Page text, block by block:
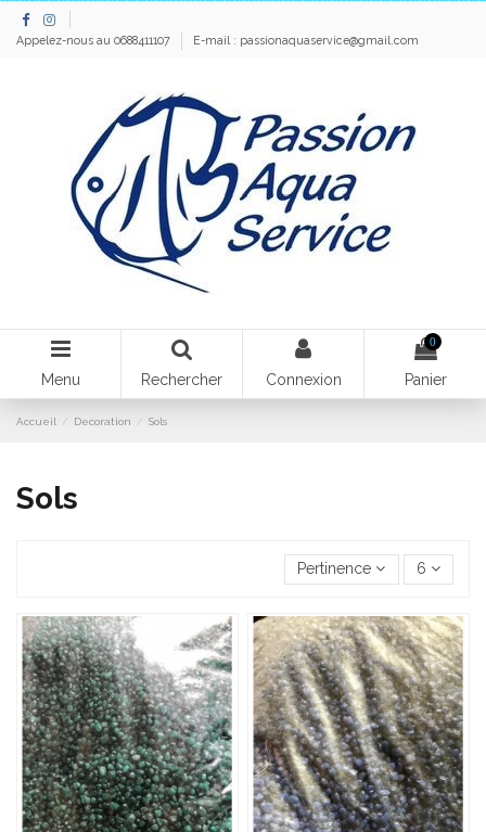
Appelez-nous au 0688411107 E-mail : passionaquaservice@gmail.com
Menu Rechercher Connexion
0
Panier
Accueil Decoration Sols
Sols
Pertinence 6